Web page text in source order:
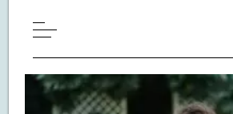
WILL YOU MARRY ME?
LUA DE MEL